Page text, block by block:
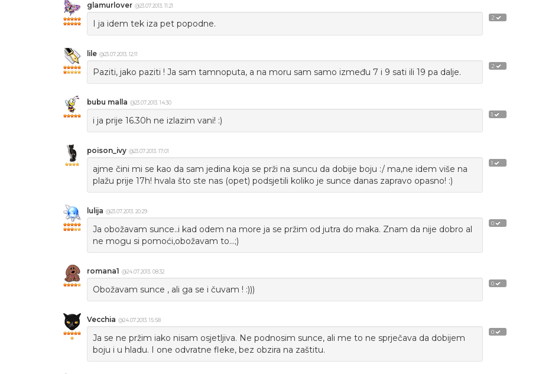
2
glamurlover @23.07.2013. 11:21
I ja idem tek iza pet popodne.
2
lile @23.07.2013. 12:11
Paziti, jako paziti ! Ja sam tamnoputa, a na moru sam samo između 7 i 9 sati ili 19 pa dalje.
1
bubu malla @23.07.2013. 14:30
i ja prije 16.30h ne izlazim vani! :)
1
poison_ivy @23.07.2013. 17:01
ajme čini mi se kao da sam jedina koja se prži na suncu da dobije boju :/ ma,ne idem više na
plažu prije 17h! hvala što ste nas (opet) podsjetili koliko je sunce danas zapravo opasno! :)
0
lulija @23.07.2013. 20:29
Ja obožavam sunce..i kad odem na more ja se pržim od jutra do maka. Znam da nije dobro al
ne mogu si pomoći,obožavam to...;)
0
romana1 @24.07.2013. 08:32
Obožavam sunce , ali ga se i čuvam ! :)))
0
Vecchia @24.07.2013. 15:58
Ja se ne pržim iako nisam osjetljiva. Ne podnosim sunce, ali me to ne sprječava da dobijem
boju i u hladu. I one odvratne fleke, bez obzira na zaštitu.